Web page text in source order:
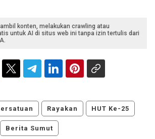
konten, melakukan crawling atau
untuk AI di situs web ini tanpa izin tertulis dari
Rayakan HUT Ke-25
Berita Sumut